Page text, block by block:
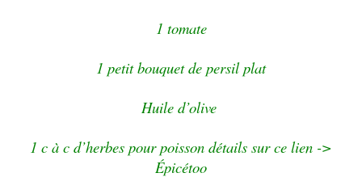
1 tomate
1 petit bouquet de persil plat
Huile d’olive
1 c à c d’herbes pour poisson détails sur ce lien ->
Épicétoo